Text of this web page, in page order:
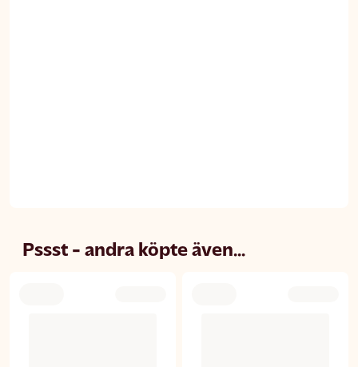
Pssst - andra köpte även...